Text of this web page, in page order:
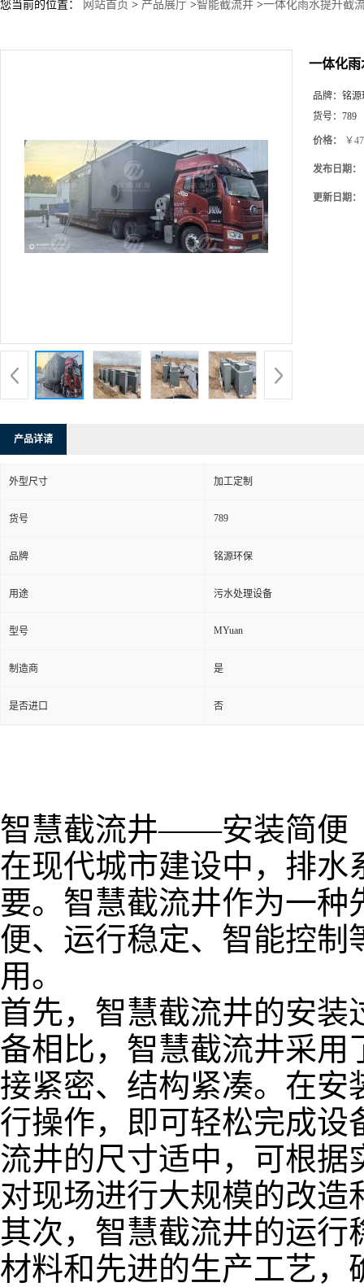
您当前的位置： 网站首页 > 产品展厅 >智能截流井 >一体化雨水提升截
一体化雨
品牌： 铭源
货号： 789
价格： ￥
发布日期：
更新日期：
产品详请
外型尺寸 加工定制
货号 789
品牌 铭源环保
用途 污水处理设备
型号 MYuan
制造商 是
是否进口 否
智慧截流井——安装简便
在现代城市建设中，排水
要。智慧截流井作为一
便、运行稳定、智能控制
用。
首先，智慧截流井的安
备相比，智慧截流井采用
接紧密、结构紧凑。在安
行操作，即可轻松完成设
流井的尺寸适中，可根据
对现场进行大规模的改造
其次，智慧截流井的运
材料和先进的生产工艺，